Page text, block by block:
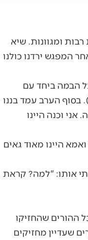
רבות ומגוונות. שיא
המפגש ירדנו כולנו
שעמד על הבמה ביחד עם
בסוף הערב עמד בננו
וכנה היינו
היינו מאוד גאים
אותו: "למה? קראת
ההורים שהחזיקו
שעדיין מחזיקים